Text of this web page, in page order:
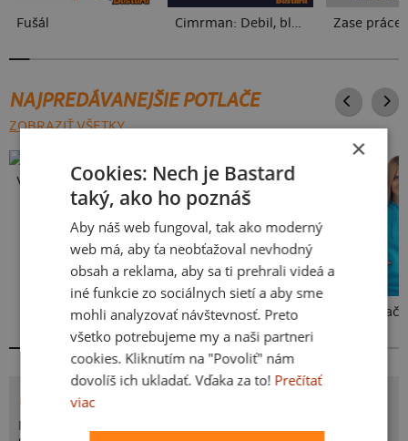
Fušál Cimrman: Debil, blbeček Zase práce?
NAJPREDÁVANEJŠIE POTLAČE
ZOBRAZIŤ VŠETKY
Vlastná potlač
Kakat-du Bez potlače
POTLAČ PADÁ WI-FI
No, to snáď nie! Už zase padá! Kto nepoznal takúto
×
Cookies: Nech je Bastard
taký, ako ho poznáš
Aby náš web fungoval, tak ako moderný
web má, aby ťa neobťažoval nevhodný
obsah a reklama, aby sa ti prehrali videá a
iné funkcie zo sociálnych sietí a aby sme
mohli analyzovať návštevnosť. Preto
všetko potrebujeme my a naši partneri
cookies. Kliknutím na "Povoliť" nám
dovolíš ich ukladať. Vďaka za to! Prečítať
viac